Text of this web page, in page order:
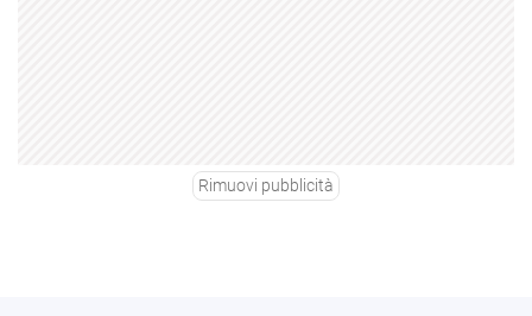
Rimuovi pubblicità